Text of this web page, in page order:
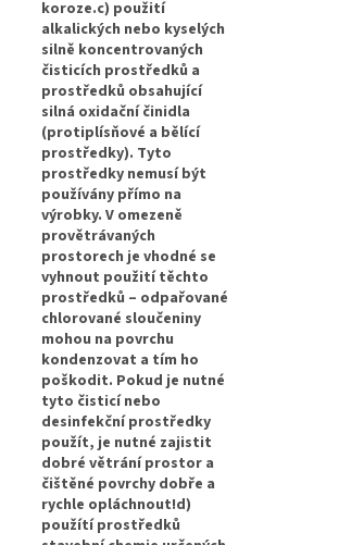
koroze.c) použití
alkalických nebo kyselých
silně koncentrovaných
čisticích prostředků a
prostředků obsahující
silná oxidační činidla
(protiplísňové a bělící
prostředky). Tyto
prostředky nemusí být
používány přímo na
výrobky. V omezeně
provětrávaných
prostorech je vhodné se
vyhnout použití těchto
prostředků – odpařované
chlorované sloučeniny
mohou na povrchu
kondenzovat a tím ho
poškodit. Pokud je nutné
tyto čisticí nebo
desinfekční prostředky
použít, je nutné zajistit
dobré větrání prostor a
čištěné povrchy dobře a
rychle opláchnout!d)
použítí prostředků